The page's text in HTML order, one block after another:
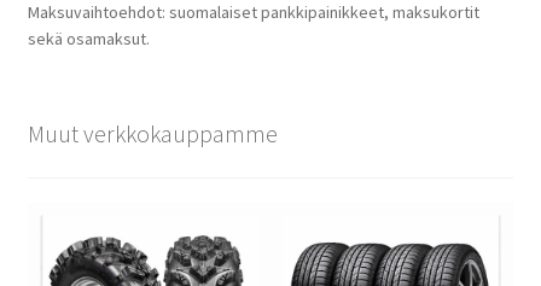
Maksuvaihtoehdot: suomalaiset pankkipainikkeet, maksukortit
sekä osamaksut.
Muut verkkokauppamme